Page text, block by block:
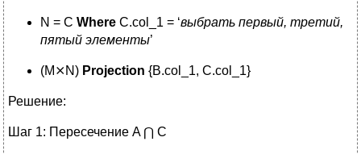
N = С Where С.col_1 = ‘выбрать первый, третий,
пятый элементы’
(M⨯N) Projection {В.col_1, С.col_1}
Решение:
Шаг 1: Пересечение A ⋂ С